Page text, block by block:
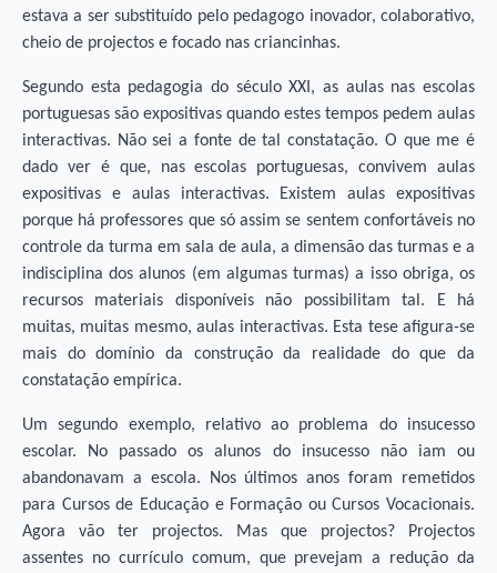
estava a ser substituído pelo pedagogo inovador, colaborativo,
cheio de projectos e focado nas criancinhas.
Segundo esta pedagogia do século XXI, as aulas nas escolas
portuguesas são expositivas quando estes tempos pedem aulas
interactivas. Não sei a fonte de tal constatação. O que me é
dado ver é que, nas escolas portuguesas, convivem aulas
expositivas e aulas interactivas. Existem aulas expositivas
porque há professores que só assim se sentem confortáveis no
controle da turma em sala de aula, a dimensão das turmas e a
indisciplina dos alunos (em algumas turmas) a isso obriga, os
recursos materiais disponíveis não possibilitam tal. E há
muitas, muitas mesmo, aulas interactivas. Esta tese afigura-se
mais do domínio da construção da realidade do que da
constatação empírica.
Um segundo exemplo, relativo ao problema do insucesso
escolar. No passado os alunos do insucesso não iam ou
abandonavam a escola. Nos últimos anos foram remetidos
para Cursos de Educação e Formação ou Cursos Vocacionais.
Agora vão ter projectos. Mas que projectos? Projectos
assentes no currículo comum, que prevejam a redução da